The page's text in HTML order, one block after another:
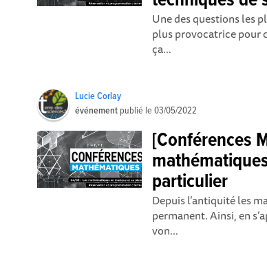
Une des questions les
plus provocatrice pour
ça...
Lucie Corlay
événement publié le03/05/2022
[Conférences
particulier
Depuis l’antiquité les
permanent. Ainsi, en
von...